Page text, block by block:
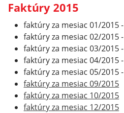
Faktúry 2015
faktúry za mesiac 01/2015 -
faktúry za mesiac 02/2015 -
faktúry za mesiac 03/2015 -
faktúry za mesiac 04/2015 -
faktúry za mesiac 05/2015 -
faktúry za mesiac 09/2015
faktúry za mesiac 10/2015
faktúry za mesiac 12/2015